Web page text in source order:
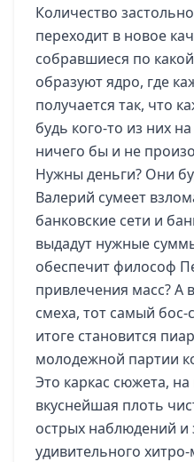
Количество
переходит в новое
собравшиеся по
образуют ядро, где
получается так, что
будь кого-то из них
ничего бы и не
Нужны деньги? Они
Валерий сумеет
банковские сети и
выдадут нужные
обеспечит философ
привлечения масс? А
смеха, тот самый
итоге становится
молодежной партии
Это каркас сюжета,
вкуснейшая плоть
острых наблюдений и
удивительного